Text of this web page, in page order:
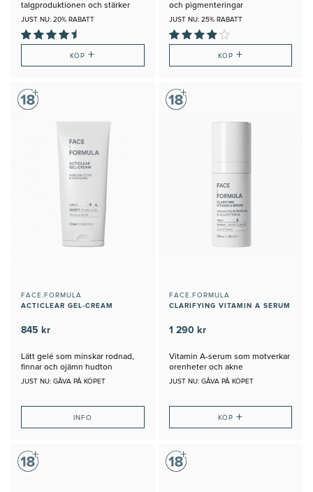
talgproduktionen och stärker
huden
JUST NU: 20% RABATT
KÖP+
och pigmenteringar
JUST NU: 25% RABATT
KÖP +
FACE.FORMULA
ACTICLEAR GEL-CREAM
845 kr
Lätt gelé som minskar rodnad,
finnar och ojämn hudton
JUST NU: GÅVA PÅ KÖPET
INFO
FACE.FORMULA
CLARIFYING VITAMIN A SERUM
1 290 kr
Vitamin A-serum som motverkar
orenheter och akne
JUST NU: GÅVA PÅ KÖPET
KÖP +